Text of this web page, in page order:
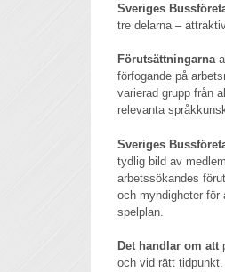
Sveriges
tre delarna –
Förutsättningarna
förfogande på
varierad grupp från
relevanta
Sveriges
tydlig bild av
arbetssökandes
och myndigheter
spelplan.
Det handlar om att
och vid rätt